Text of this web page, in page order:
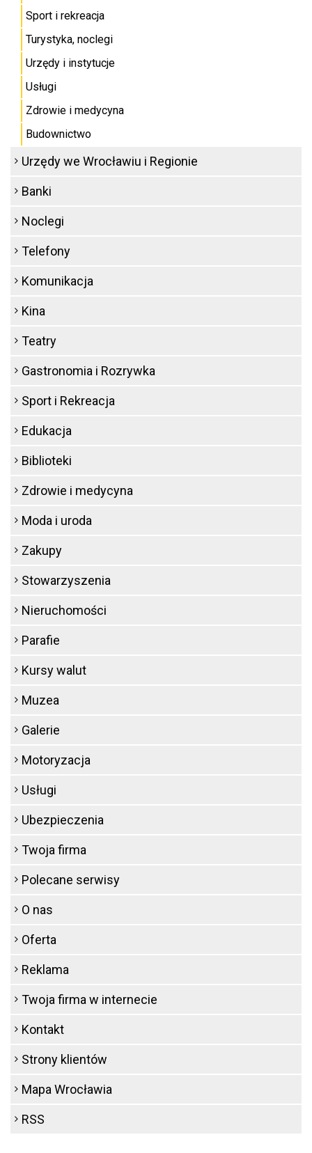
Sport i rekreacja
Turystyka, noclegi
Urzędy i instytucje
Usługi
Zdrowie i medycyna
Budownictwo
Urzędy we Wrocławiu i Regionie
Banki
Noclegi
Telefony
Komunikacja
Kina
Teatry
Gastronomia i Rozrywka
Sport i Rekreacja
Edukacja
Biblioteki
Zdrowie i medycyna
Moda i uroda
Zakupy
Stowarzyszenia
Nieruchomości
Parafie
Kursy walut
Muzea
Galerie
Motoryzacja
Usługi
Ubezpieczenia
Twoja firma
Polecane serwisy
O nas
Oferta
Reklama
Twoja firma w internecie
Kontakt
Strony klientów
Mapa Wrocławia
RSS